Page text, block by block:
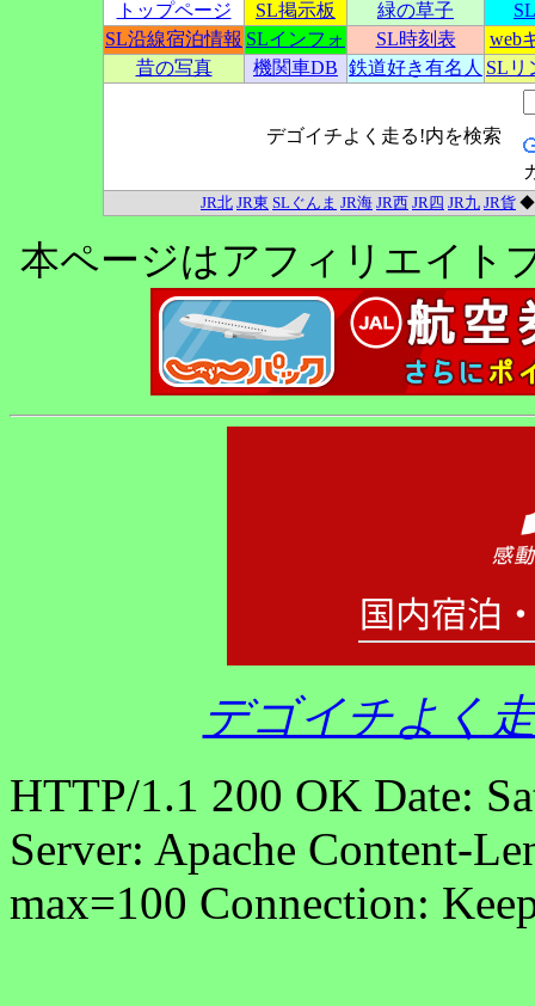
トップページ SL掲示板 緑の草子
SL沿線宿泊情報 SLインフォ SL時刻表
web
昔の写真
機関車DB 鉄道好き有名人 SLリ
デゴイチよく走る!内を検索
JR北 JR東 SLぐんま JR海 JR西 JR四 JR九 JR貨
本ページはアフィリエイト
デゴイチよく
HTTP/1.1 200 OK Date:
Server: Apache Content-
max=100 Connection: